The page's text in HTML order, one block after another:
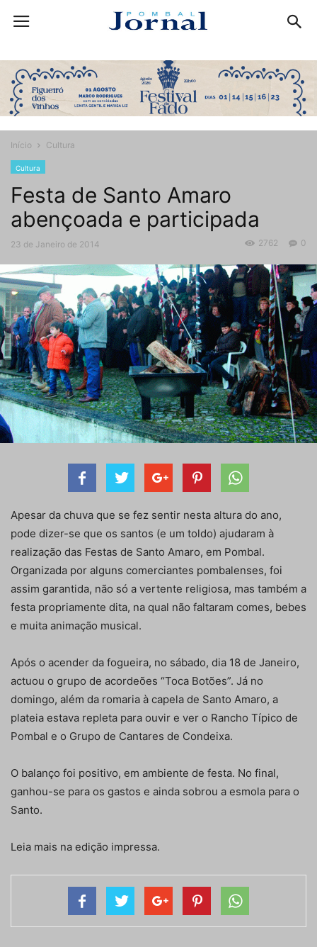
Início Cultura
Cultura
Festa de Santo Amaro
abençoada e participada
23 de Janeiro de 2014 0
2762
Apesar da chuva que se fez sentir nesta altura do ano,
pode dizer-se que os santos (e um toldo) ajudaram à
realização das Festas de Santo Amaro, em Pombal.
Organizada por alguns comerciantes pombalenses, foi
assim garantida, não só a vertente religiosa, mas também a
festa propriamente dita, na qual não faltaram comes, bebes
e muita animação musical.
Após o acender da fogueira, no sábado, dia 18 de Janeiro,
actuou o grupo de acordeões “Toca Botões”. Já no
domingo, além da romaria à capela de Santo Amaro, a
plateia estava repleta para ouvir e ver o Rancho Típico de
Pombal e o Grupo de Cantares de Condeixa.
O balanço foi positivo, em ambiente de festa. No final,
ganhou-se para os gastos e ainda sobrou a esmola para o
Santo.
Leia mais na edição impressa.